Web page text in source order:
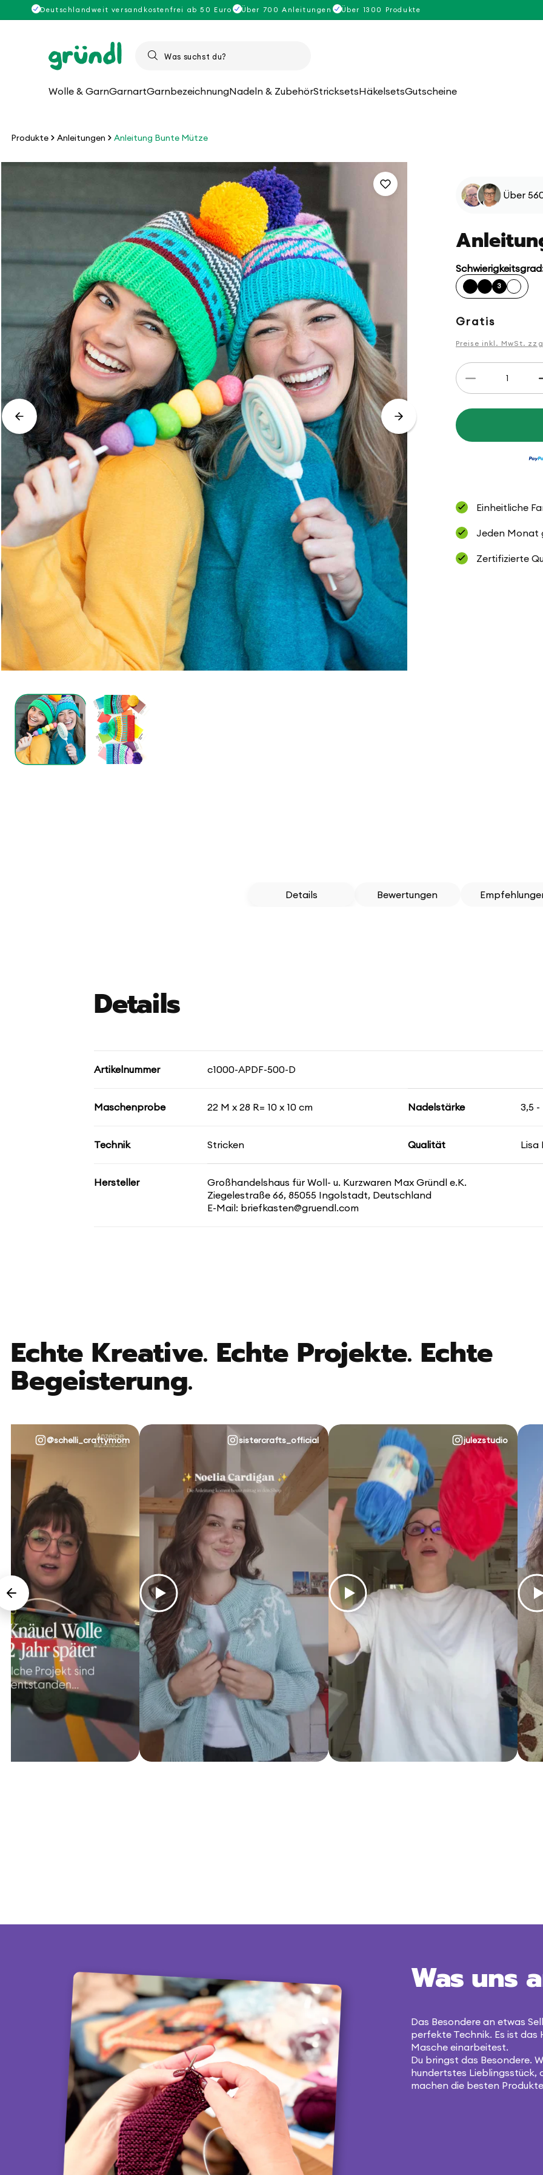
Direkt
zum
Deutschlandweit versandkostenfrei ab 50 Euro Über 700 Anleitungen Über 1300 Produkte
Wolle & GarnGarnartGarnbezeichnungNadeln & ZubehörStricksetsHäkelsetsGutscheine
Produkte Anleitungen Anleitung Bunte Mütze
Über
3
Normaler
Preis
Gratis
Preise inkl. MwSt.
Anzahl
Verringere
für
Einheitliche
Jeden Monat
Zertifizierte
Details Bewertungen
Details
Artikelnummer c1000-APDF-500-D
Maschenprobe 22 M x 28 R= 10 x 10 cm Nadelstärke 3,5 -
Technik Stricken Qualität Lisa
Hersteller
Großhandelshaus für Woll- u. Kurzwaren Max Gründl e.K.
Ziegelestraße 66, 85055 Ingolstadt, Deutschland
E-Mail: briefkasten@gruendl.com
Echte Kreative. Echte Projekte. Echte
Begeisterung.
@schelli_craftymom sistercrafts_official julezstudio
Was uns
Das Besondere an etwas
perfekte Technik. Es ist das
Masche einarbeitest.
Du bringst das Besondere.
hundertstes Lieblingsstück,
machen die besten